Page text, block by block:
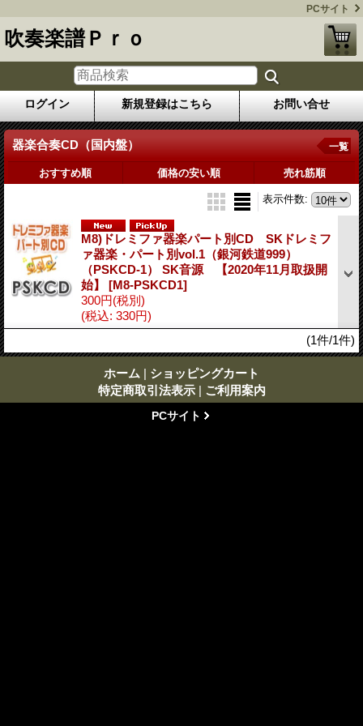
PCサイト
吹奏楽譜Ｐｒｏ
ログイン 新規登録はこちら お問い合せ
器楽合奏CD（国内盤） 一覧
おすすめ順 価格の安い順 売れ筋順
表示件数:
M8)ドレミファ器楽パート別CD SKドレミフ
ァ器楽・パート別vol.1（銀河鉄道999）
（PSKCD-1） SK音源 【2020年11月取扱開
始】 [M8-PSKCD1]
300円(税別)
(税込: 330円)
(1件/1件)
ホーム | ショッピングカート
特定商取引法表示 | ご利用案内
PCサイト